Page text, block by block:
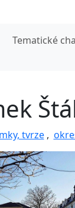
Tematické
tvrze,